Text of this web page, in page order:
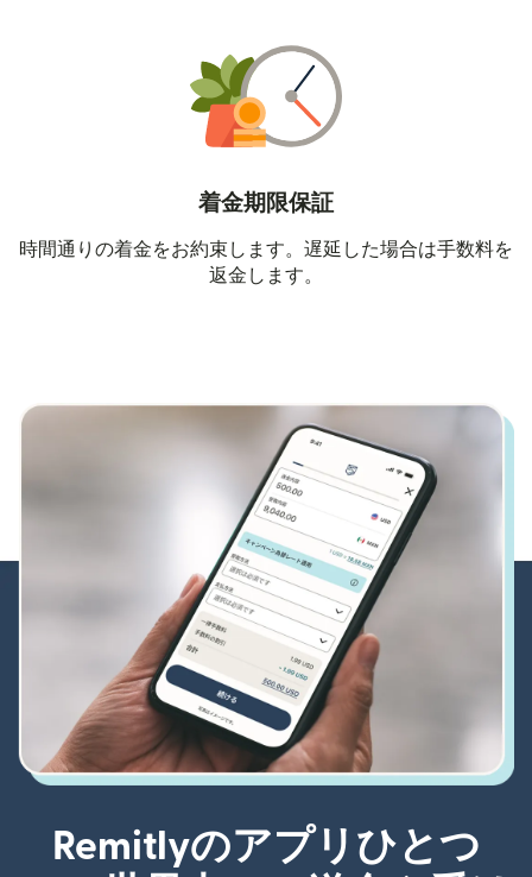
着金期限保証
時間通りの着金をお約束します。遅延した場合は手数料を
返金します。
Remitlyのアプリひとつ